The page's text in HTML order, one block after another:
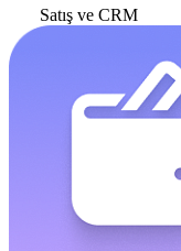
Satış ve CRM